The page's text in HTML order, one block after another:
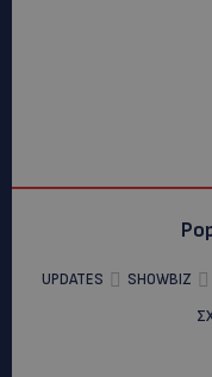
UPDATES SHOWBIZ